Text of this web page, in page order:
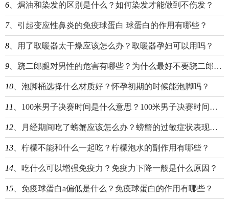
6、 焗油和染发的区别是什么？如何染发才能做到不伤发？
7、 引起变应性鼻炎的免疫球蛋白 球蛋白的作用有哪些？
8、 用了取暖器太干燥应该怎么办？取暖器孕妇可以用吗？
9、 跷二郎腿对男性的危害有哪些？为什么最好不要跷二郎腿？
10、 泡脚桶选择什么材质好？怀孕初期的时候能泡脚吗？
11、 100米男子决赛时间是什么意思？100米男子决赛时间哪个台？
12、 月经期间吃了螃蟹应该怎么办？螃蟹的过敏症状表现有哪些？
13、 柠檬不能和什么一起吃？柠檬泡水的副作用有哪些？
14、 吃什么可以增强免疫力？免疫力下降一般是什么原因？
15、 免疫球蛋白a偏低是什么？免疫球蛋白的作用有哪些？